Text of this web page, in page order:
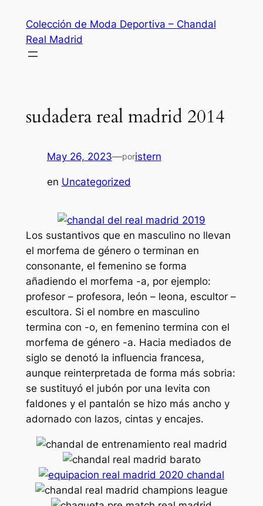
contenido
Colección de Moda Deportiva – Chandal
Real Madrid
sudadera real madrid 2014
May 26, 2023—poristern
en Uncategorized
Los sustantivos que en masculino no llevan
el morfema de género o terminan en
consonante, el femenino se forma
añadiendo el morfema -a, por ejemplo:
profesor – profesora, león – leona, escultor –
escultora. Si el nombre en masculino
termina con -o, en femenino termina con el
morfema de género -a. Hacia mediados de
siglo se denotó la influencia francesa,
aunque reinterpretada de forma más sobria:
se sustituyó el jubón por una levita con
faldones y el pantalón se hizo más ancho y
adornado con lazos, cintas y encajes.